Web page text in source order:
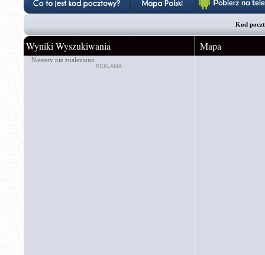
Kod
Wyniki Wyszukiwania
Niestety nie znaleziono
REKLAMA
Mapa